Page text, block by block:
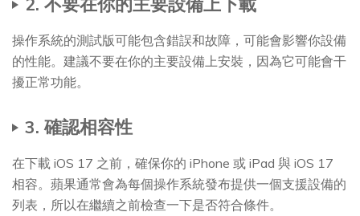
操作系統的測試版可能包含錯誤和故障，可能會影響你設備
的性能。建議不要在你的主要設備上安裝，因為它可能會干
擾正常功能。
3. 確認相容性
在下載 iOS 17 之前，確保你的 iPhone 或 iPad 與 iOS 17
相容。蘋果通常會為每個操作系統發布提供一個支援設備的
列表，所以在繼續之前檢查一下是否符合條件。